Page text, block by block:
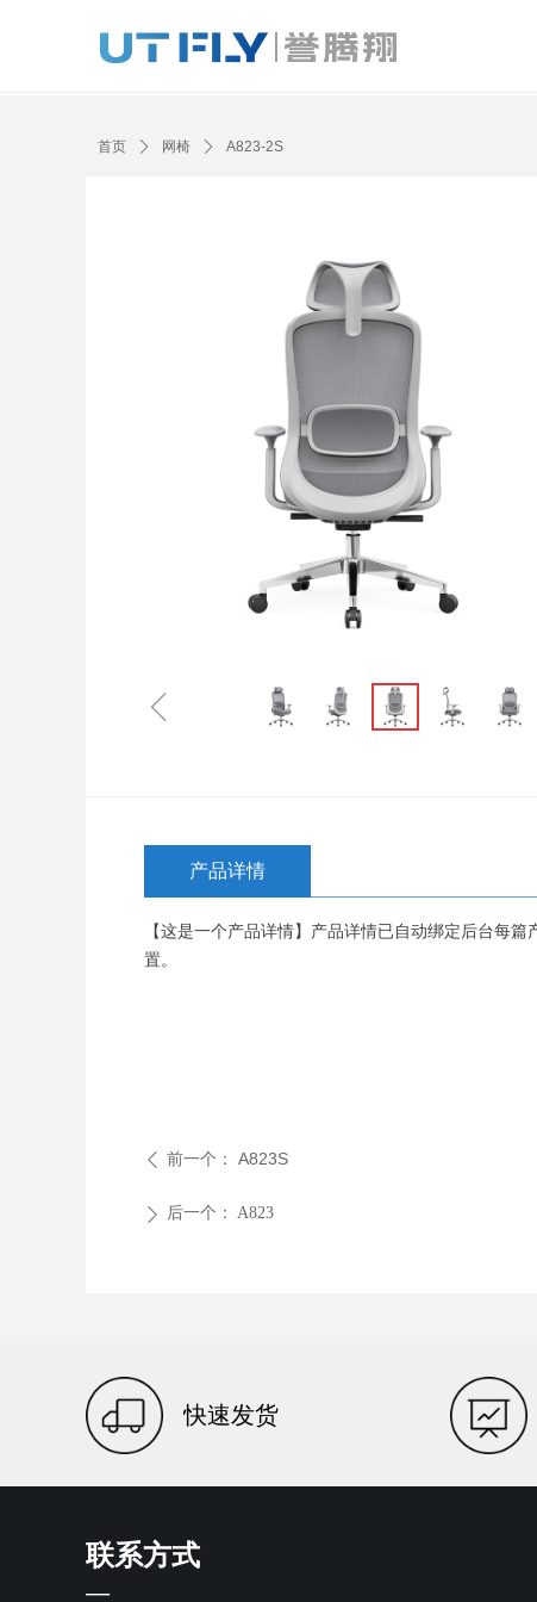
首页 ꄲ 网椅 ꄲ A823-2S
ꁆ
产品详情
【这是一个产品详情】产品详情已自动绑定后台每
置。
ꄴ 前一个： A823S
ꄲ 后一个： A823
联系方式
—
快速发货